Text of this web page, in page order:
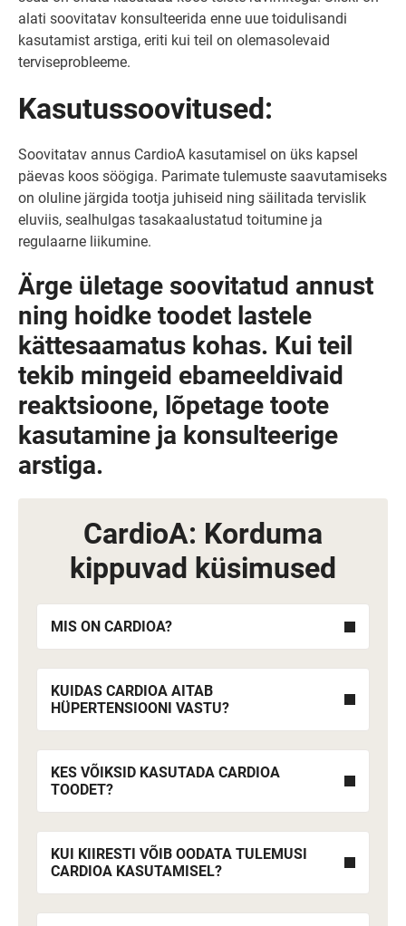
alati soovitatav konsulteerida enne uue toidulisandi
kasutamist arstiga, eriti kui teil on olemasolevaid
terviseprobleeme.
Kasutussoovitused:
Soovitatav annus CardioA kasutamisel on üks kapsel
päevas koos söögiga. Parimate tulemuste saavutamiseks
on oluline järgida tootja juhiseid ning säilitada tervislik
eluviis, sealhulgas tasakaalustatud toitumine ja
regulaarne liikumine.
Ärge ületage soovitatud annust
ning hoidke toodet lastele
kättesaamatus kohas. Kui teil
tekib mingeid ebameeldivaid
reaktsioone, lõpetage toote
kasutamine ja konsulteerige
arstiga.
CardioA: Korduma
kippuvad küsimused
MIS ON CARDIOA?
KUIDAS CARDIOA AITAB
HÜPERTENSIOONI VASTU?
KES VÕIKSID KASUTADA CARDIOA
TOODET?
KUI KIIRESTI VÕIB OODATA TULEMUSI
CARDIOA KASUTAMISEL?